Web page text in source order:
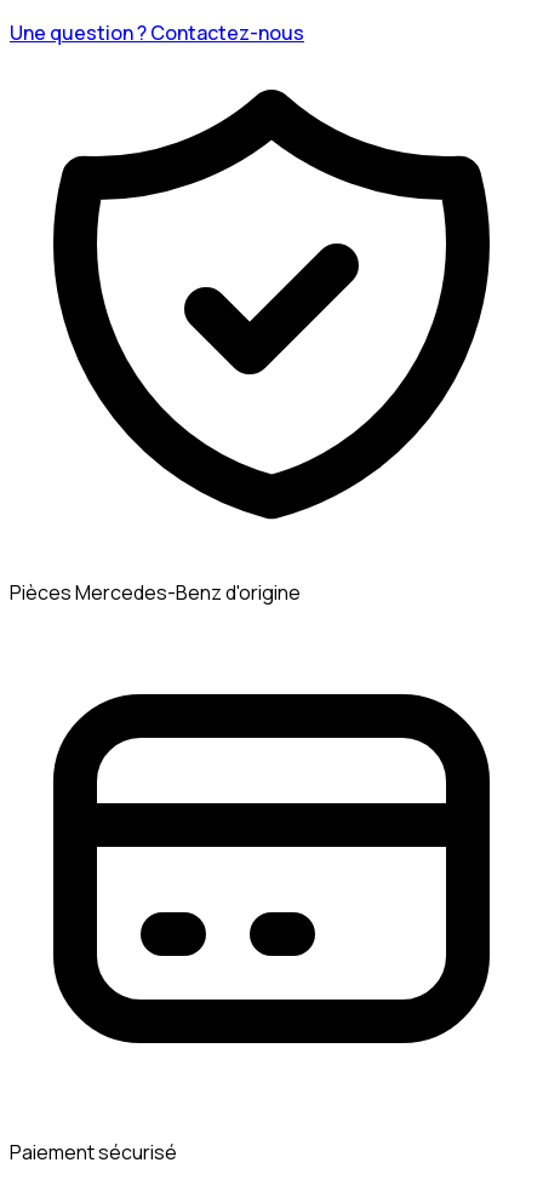
Une question ? Contactez-nous
Pièces Mercedes-Benz d'origine
Paiement sécurisé